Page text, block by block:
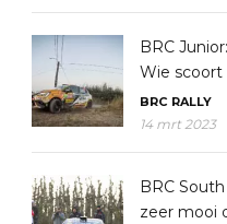
BRC
Wie scoort
BRC RALLY
14 mrt 2023
BRC
zeer mooi